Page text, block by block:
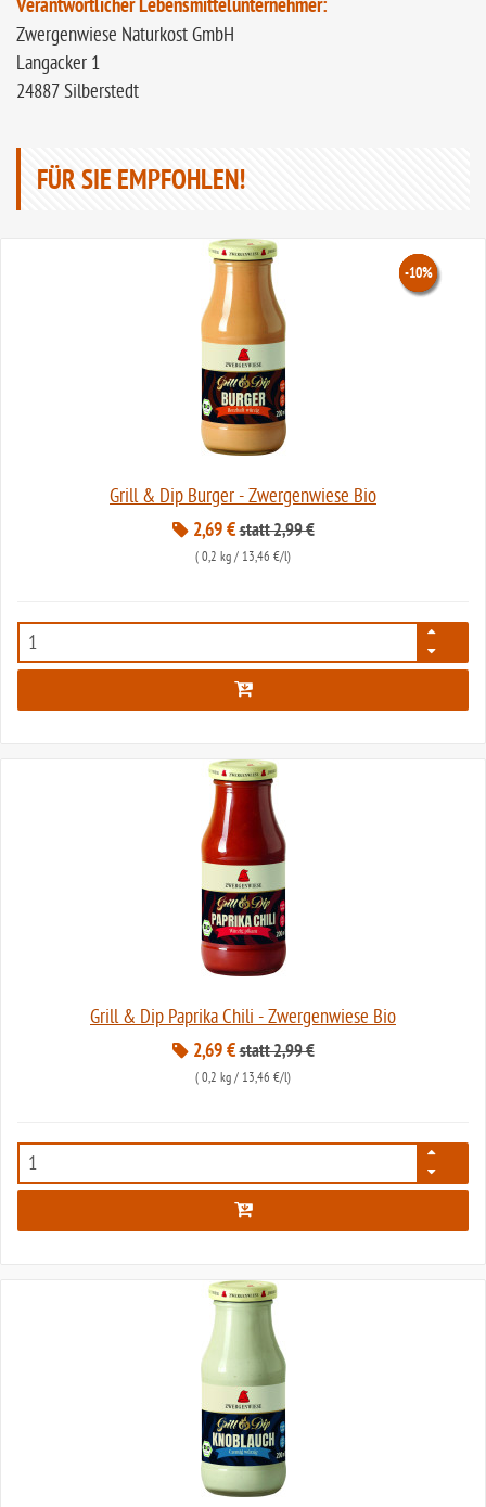
Verantwortlicher Lebensmittelunternehmer:
Zwergenwiese Naturkost GmbH
Langacker 1
24887 Silberstedt
FÜR SIE EMPFOHLEN!
Grill & Dip Burger - Zwergenwiese Bio
2,69 €
-10%
statt 2,99 €
( 0,2 kg / 13,46 €/l)
7979
Grill & Dip Paprika Chili - Zwergenwiese Bio
2,69 €
-10%
statt 2,99 €
( 0,2 kg / 13,46 €/l)
7980
-10%
-10%